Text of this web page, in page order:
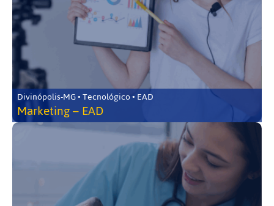
Divinópolis-MG • Tecnológico • EAD
Marketing – EAD